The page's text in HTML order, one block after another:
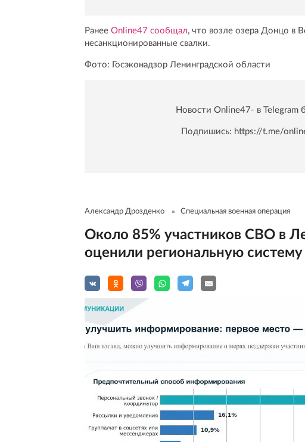
Ранее Online47 сообщал, что возле озера Донцо в
несанкционированные свалки.
Фото: Госэконадзор Ленинградской области
Новости Online47- в Telegram
Подпишись: https://t.me/
Александр Дрозденко Специальная военная операция
Около 85% участников СВО в
оценили региональную